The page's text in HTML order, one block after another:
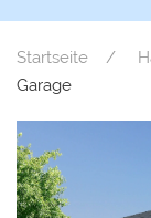
Startseite
Garage